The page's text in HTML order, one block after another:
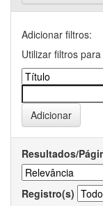
Adicionar filtros:
Utilizar filtros
Resultados/
Registro(s)